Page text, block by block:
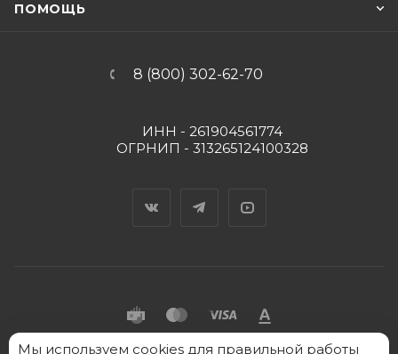
ПОМОЩЬ
8 (800) 302-62-70
ИНН - 261904561774
ОГРНИП - 313265124100328
2026 © "Пять Капель" - интернет-магазин товаров
Мы используем cookies для правильной работы